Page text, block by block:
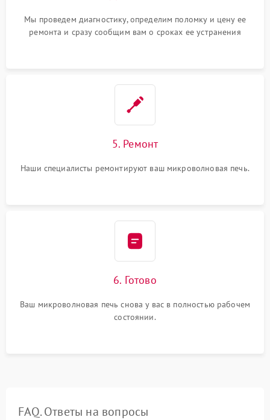
Мы проведем диагностику, определим поломку и цену ее
ремонта и сразу сообщим вам о сроках ее устранения
5. Ремонт
Наши специалисты ремонтируют ваш микроволновая печь.
6. Готово
Ваш микроволновая печь снова у вас в полностью рабочем
состоянии.
FAQ. Ответы на вопросы